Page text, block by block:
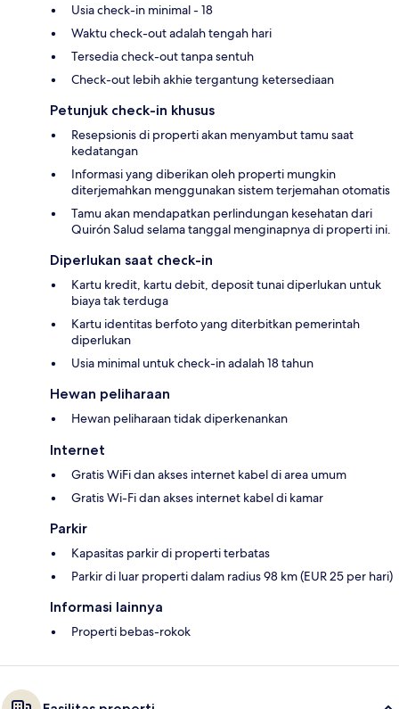
Usia check-in minimal - 18
Waktu check-out adalah tengah hari
Tersedia check-out tanpa sentuh
Check-out lebih akhie tergantung ketersediaan
Petunjuk check-in khusus
Resepsionis di properti akan menyambut tamu saat
kedatangan
Informasi yang diberikan oleh properti mungkin
diterjemahkan menggunakan sistem terjemahan otomatis
Tamu akan mendapatkan perlindungan kesehatan dari
Quirón Salud selama tanggal menginapnya di properti ini.
Diperlukan saat check-in
Kartu kredit, kartu debit, deposit tunai diperlukan untuk
biaya tak terduga
Kartu identitas berfoto yang diterbitkan pemerintah
diperlukan
Usia minimal untuk check-in adalah 18 tahun
Hewan peliharaan
Hewan peliharaan tidak diperkenankan
Internet
Gratis WiFi dan akses internet kabel di area umum
Gratis Wi-Fi dan akses internet kabel di kamar
Parkir
Kapasitas parkir di properti terbatas
Parkir di luar properti dalam radius 98 km (EUR 25 per hari)
Informasi lainnya
Properti bebas-rokok